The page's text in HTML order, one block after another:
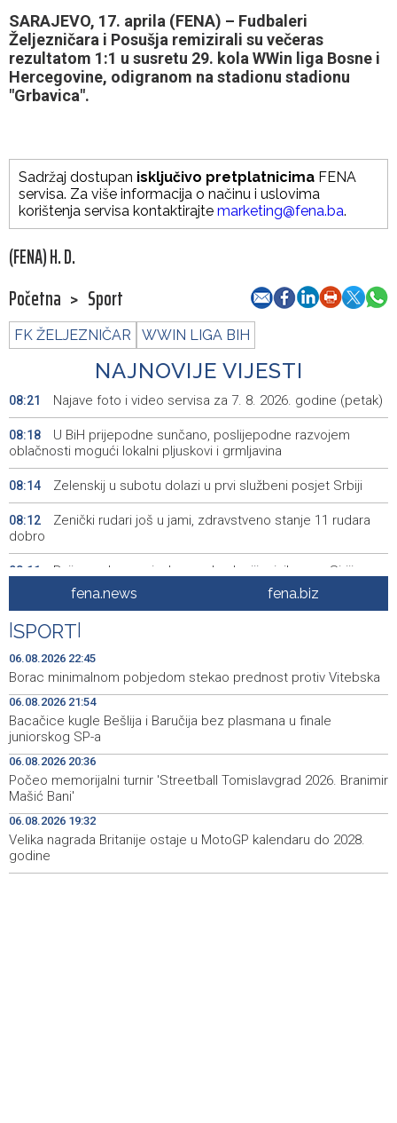
SARAJEVO, 17. aprila (FENA) – Fudbaleri
Željezničara i Posušja remizirali su večeras
rezultatom 1:1 u susretu 29. kola WWin liga Bosne i
Hercegovine, odigranom na stadionu stadionu
"Grbavica".
Sadržaj dostupan isključivo pretplatnicima FENA
servisa. Za više informacija o načinu i uslovima
korištenja servisa kontaktirajte marketing@fena.ba.
(FENA) H. D.
Početna > Sport
FK ŽELJEZNIČAR WWIN LIGA BIH
NAJNOVIJE VIJESTI
08:21 Najave foto i video servisa za 7. 8. 2026. godine (petak)
08:18
U BiH prijepodne sunčano, poslijepodne razvojem
oblačnosti mogući lokalni pljuskovi i grmljavina
08:14 Zelenskij u subotu dolazi u prvi službeni posjet Srbiji
08:12
Zenički rudari još u jami, zdravstveno stanje 11 rudara
dobro
08:11 Dvije osobe poginule u u eksploziji minibusa u Siriji
07:08
Danas Sarajevo Modest Fashion Festival, upečatljivost
bosanskohercegovačkog dizajna
06:57
Pojačan intenzitet saobraćaja, duge kolone vozila na
graničnim prelazima na izlazu iz BiH
06:53 Najave događaja za 7. 8. 2026. godine (petak)
22:45
Borac minimalnom pobjedom stekao prednost protiv
Vitebska
fena.news fena.biz
SPORT
06.08.2026 22:45
Borac minimalnom pobjedom stekao prednost protiv Vitebska
06.08.2026 21:54
Bacačice kugle Bešlija i Baručija bez plasmana u finale
juniorskog SP-a
06.08.2026 20:36
Počeo memorijalni turnir 'Streetball Tomislavgrad 2026. Branimir
Mašić Bani'
06.08.2026 19:32
Velika nagrada Britanije ostaje u MotoGP kalendaru do 2028.
godine